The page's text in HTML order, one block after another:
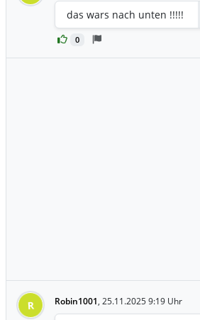
0
das wars nach unten !!!!!
R Robin1001, 25.11.2025 9:19 Uhr